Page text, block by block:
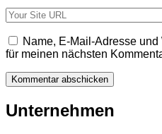
Adresse
*
Website
Name, E-Mail-Adresse
für meinen nächsten
Unternehmen